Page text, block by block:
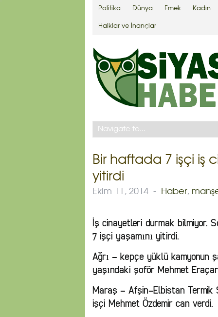
Politika Dünya Emek Kadın
Halklar ve İnançlar
Bir haftada 7 işçi iş
yitirdi
Ekim 11, 2014 - Haber,
İş cinayetleri durmak bilmiyor.
7 işçi yaşamını yitirdi.
Ağrı – kepçe yüklü kamyonun
yaşındaki şoför Mehmet
Maraş – Afşin-Elbistan Termik
işçi Mehmet Özdemir can verdi.